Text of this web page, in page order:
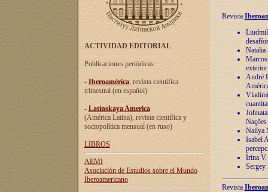
ACTIVIDAD EDITORIAL
Publicaciones periódicas:
- Iberoamérica, revista científica
trimestral (en español)
- Latinskaya America
(América Latina), revista científica y
sociopolítica mensual (en ruso)
LIBROS
AEMI
Asociación de Estudios sobre el Mundo
Iberoamericano
Revista
Natalia
André
Nailya
Isabel
Irina V.
Sergey
Revista